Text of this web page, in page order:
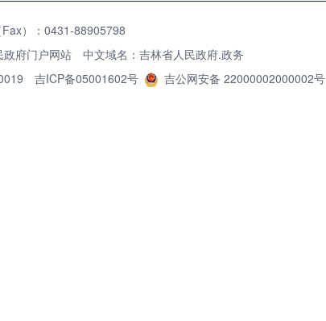
）：0431-88905798
政府门户网站 中文域名：吉林省人民政府.政务
吉ICP备05001602号 吉公网安备 22000002000002号